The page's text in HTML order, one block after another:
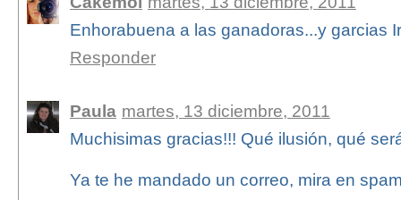
Enhorabuena a las ganadoras...y garcias
Responder
Paula martes, 13 diciembre, 2011
Muchisimas gracias!!! Qué ilusión, qué
Ya te he mandado un correo, mira en